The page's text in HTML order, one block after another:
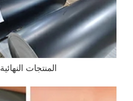
المنتجات النهائية